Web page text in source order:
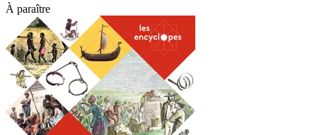
À paraître